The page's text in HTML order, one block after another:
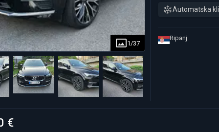
1 /37
Automatska
Ripanj
€